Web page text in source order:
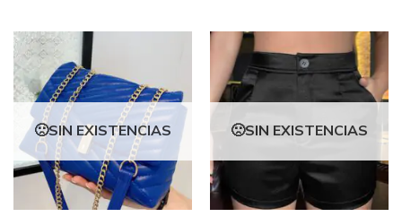
SIN EXISTENCIAS SIN EXISTENCIAS